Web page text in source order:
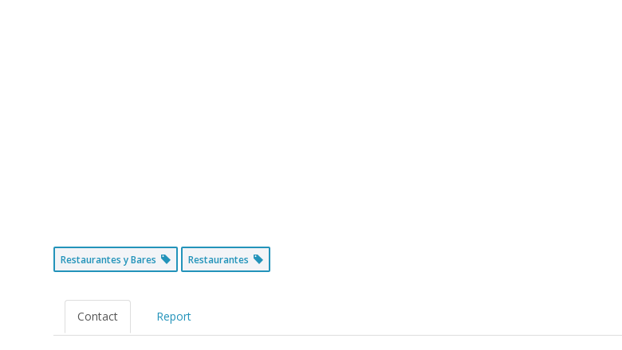
Restaurantes y Bares Restaurantes
Contact Report